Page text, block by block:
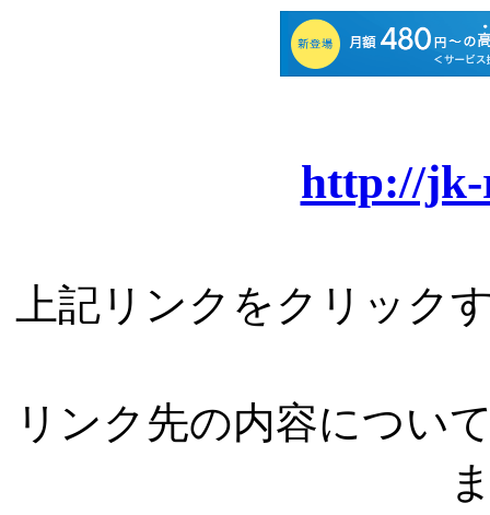
http://
上記リンクをクリック
リンク先の内容につい